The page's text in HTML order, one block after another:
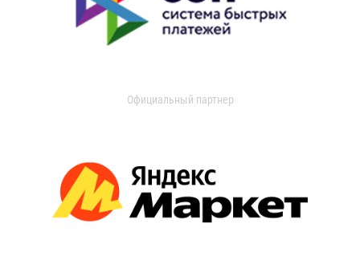
Официальный партнер